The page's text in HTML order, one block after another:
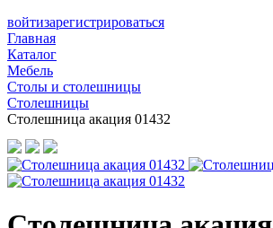
войтизарегистрироваться
Главная
Каталог
Мебель
Столы и столешницы
Столешницы
Столешница акация 01432